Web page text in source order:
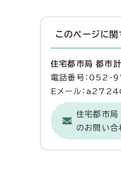
このページに関
住宅都市局 都市
電話番号：
Eメール：
住宅都市局
のお問い合